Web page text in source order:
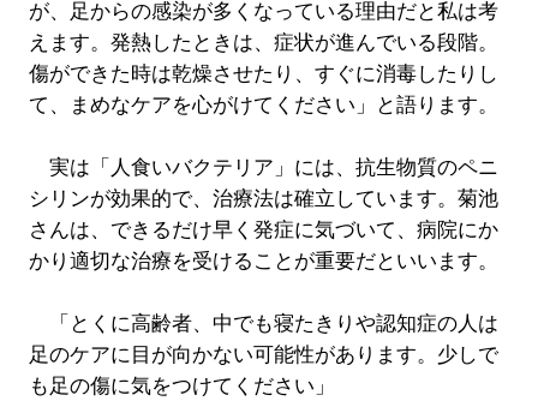
が、足からの感染が多くなっている理由だと私は考
えます。発熱したときは、症状が進んでいる段階。
傷ができた時は乾燥させたり、すぐに消毒したりし
て、まめなケアを心がけてください」と語ります。
実は「人食いバクテリア」には、抗生物質のペニ
シリンが効果的で、治療法は確立しています。菊池
さんは、できるだけ早く発症に気づいて、病院にか
かり適切な治療を受けることが重要だといいます。
「とくに高齢者、中でも寝たきりや認知症の人は
足のケアに目が向かない可能性があります。少しで
も足の傷に気をつけてください」